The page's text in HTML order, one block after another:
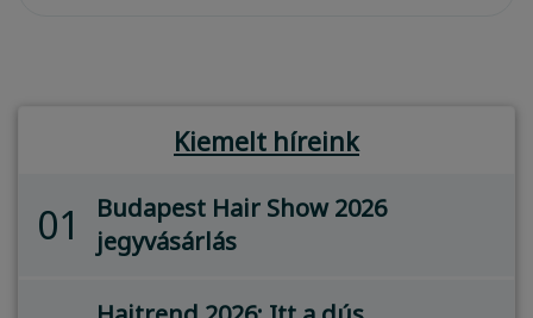
Kiemelt híreink
01
Budapest Hair Show 2026
jegyvásárlás